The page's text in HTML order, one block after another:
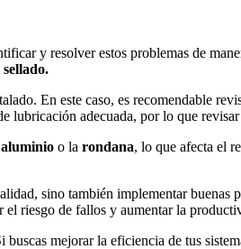
y resolver estos problemas de
En este caso, es recomendable
lubricación adecuada, por lo que revisar
aluminio o la rondana, lo que afecta el
sino también implementar buenas
el riesgo de fallos y aumentar la
mejorar la eficiencia de tus